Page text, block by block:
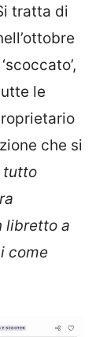
tratta di
le
che si
libretto a
come